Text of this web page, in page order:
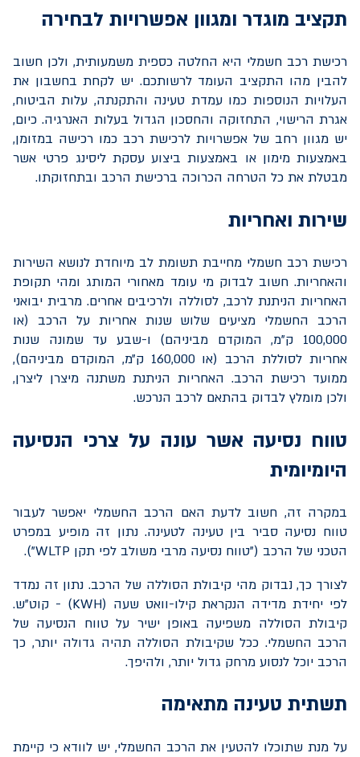
תקציב מוגדר ומגוון אפשרויות לבחירה
רכישת רכב חשמלי היא החלטה כספית משמעותית, ולכן חשוב
להבין מהו התקציב העומד לרשותכם. יש לקחת בחשבון את
העלויות הנוספות כמו עמדת טעינה והתקנתה, עלות הביטוח,
אגרת הרישוי, התחזוקה והחסכון הגדול בעלות האנרגיה. כיום,
יש מגוון רחב של אפשרויות לרכישת רכב כמו רכישה במזומן,
באמצעות מימון או באמצעות ביצוע עסקת ליסינג פרטי אשר
מבטלת את כל הטרחה הכרוכה ברכישת הרכב ובתחזוקתו.
שירות ואחריות
רכישת רכב חשמלי מחייבת תשומת לב מיוחדת לנושא השירות
והאחריות. חשוב לבדוק מי עומד מאחורי המותג ומהי תקופת
האחריות הניתנת לרכב, לסוללה ולרכיבים אחרים. מרבית יבואני
הרכב החשמלי מציעים שלוש שנות אחריות על הרכב (או
100,000 ק"מ, המוקדם מביניהם) ו-שבע עד שמונה שנות
אחריות לסוללת הרכב (או 160,000 ק״מ, המוקדם מביניהם),
ממועד רכישת הרכב. האחריות הניתנת משתנה מיצרן ליצרן,
ולכן מומלץ לבדוק בהתאם לרכב הנרכש.
טווח נסיעה אשר עונה על צרכי הנסיעה
היומיומית
במקרה זה, חשוב לדעת האם הרכב החשמלי יאפשר לעבור
טווח נסיעה סביר בין טעינה לטעינה. נתון זה מופיע במפרט
הטכני של הרכב ("טווח נסיעה מרבי משולב לפי תקן WLTP
").
לצורך כך, נבדוק מהי קיבולת הסוללה של הרכב. נתון זה נמדד
לפי יחידת מדידה הנקראת קילו-וואט שעה (KWH) - קוט"ש.
קיבולת הסוללה משפיעה באופן ישיר על טווח הנסיעה של
הרכב החשמלי. ככל שקיבולת הסוללה תהיה גדולה יותר, כך
הרכב יוכל לנסוע מרחק גדול יותר, ולהיפך.
תשתית טעינה מתאימה
על מנת שתוכלו להטעין את הרכב החשמלי, יש לוודא כי קיימת